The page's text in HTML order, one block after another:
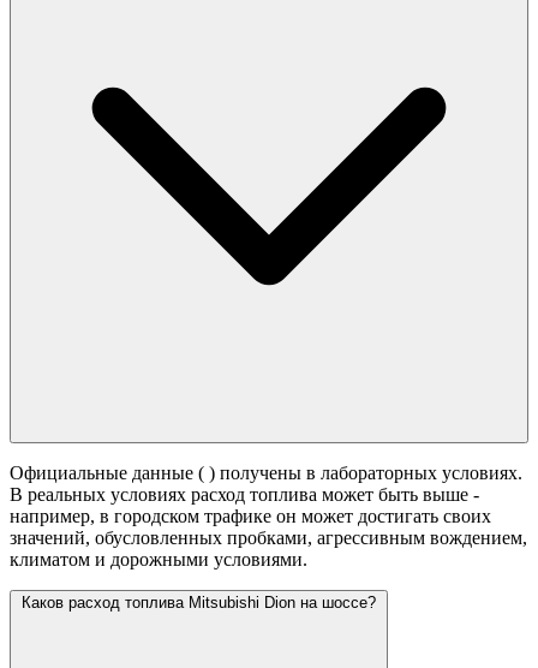
Официальные данные ( ) получены в лабораторных условиях.
В реальных условиях расход топлива может быть выше -
например, в городском трафике он может достигать своих
значений, обусловленных пробками, агрессивным вождением,
климатом и дорожными условиями.
Каков расход топлива Mitsubishi Dion на шоссе?